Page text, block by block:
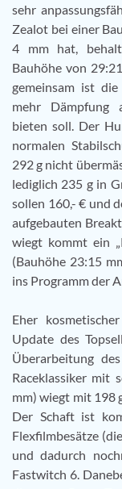
sehr
Zealot bei einer
4 mm hat,
Bauhöhe von
gemeinsam ist
mehr Dämpfung
bieten soll. Der
normalen
292 g nicht
lediglich 235 g in
sollen 160,- € und
aufgebauten
wiegt kommt ein
(Bauhöhe 23:15
ins Programm der
Eher
Update des
Überarbeitung
Raceklassiker mit
mm) wiegt mit 198
Der Schaft ist
Flexfilmbesätze
und dadurch
Fastwitch 6.